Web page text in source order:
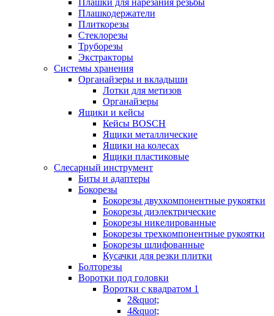
Плашки для нарезания резьбы
Плашкодержатели
Плиткорезы
Стеклорезы
Труборезы
Экстракторы
Системы хранения
Органайзеры и вкладыши
Лотки для метизов
Органайзеры
Ящики и кейсы
Кейсы BOSCH
Ящики металлические
Ящики на колесах
Ящики пластиковые
Слесарный инструмент
Биты и адаптеры
Бокорезы
Бокорезы двухкомпонентные рукоятки
Бокорезы диэлектрические
Бокорезы никелированные
Бокорезы трехкомпонентные рукоятки
Бокорезы шлифованные
Кусачки для резки плитки
Болторезы
Воротки под головки
Воротки с квадратом 1
2&quot;
4&quot;